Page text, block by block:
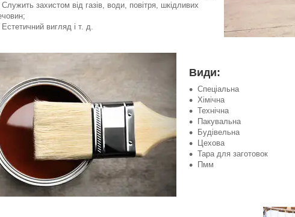
Служить захистом від газів, води, повітря, шкідливих
Естетичний вигляд і т. д.
Види:
Спеціальна
Хімічна
Технічна
Пакувальна
Будівельна
Цехова
Тара для заготовок
Пмм